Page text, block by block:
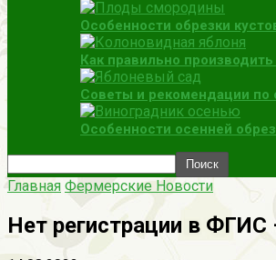
Особенности обрезки
Как правильно
Советы и рекомендации по
Особенности осенней
Главная Фермерские Новости
Нет регистрации в ФГИС